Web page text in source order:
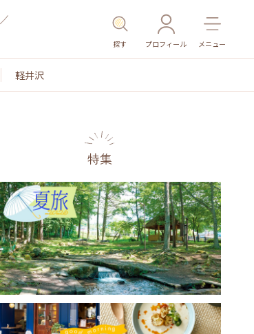
探す プロフィール メニュー
軽井沢
温泉・スパ その他施設 ごはん
特集